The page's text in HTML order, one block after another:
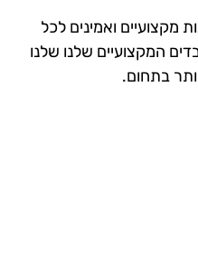
מקצועיים ואמינים לכל
המקצועיים שלנו שלנו
בתחום.